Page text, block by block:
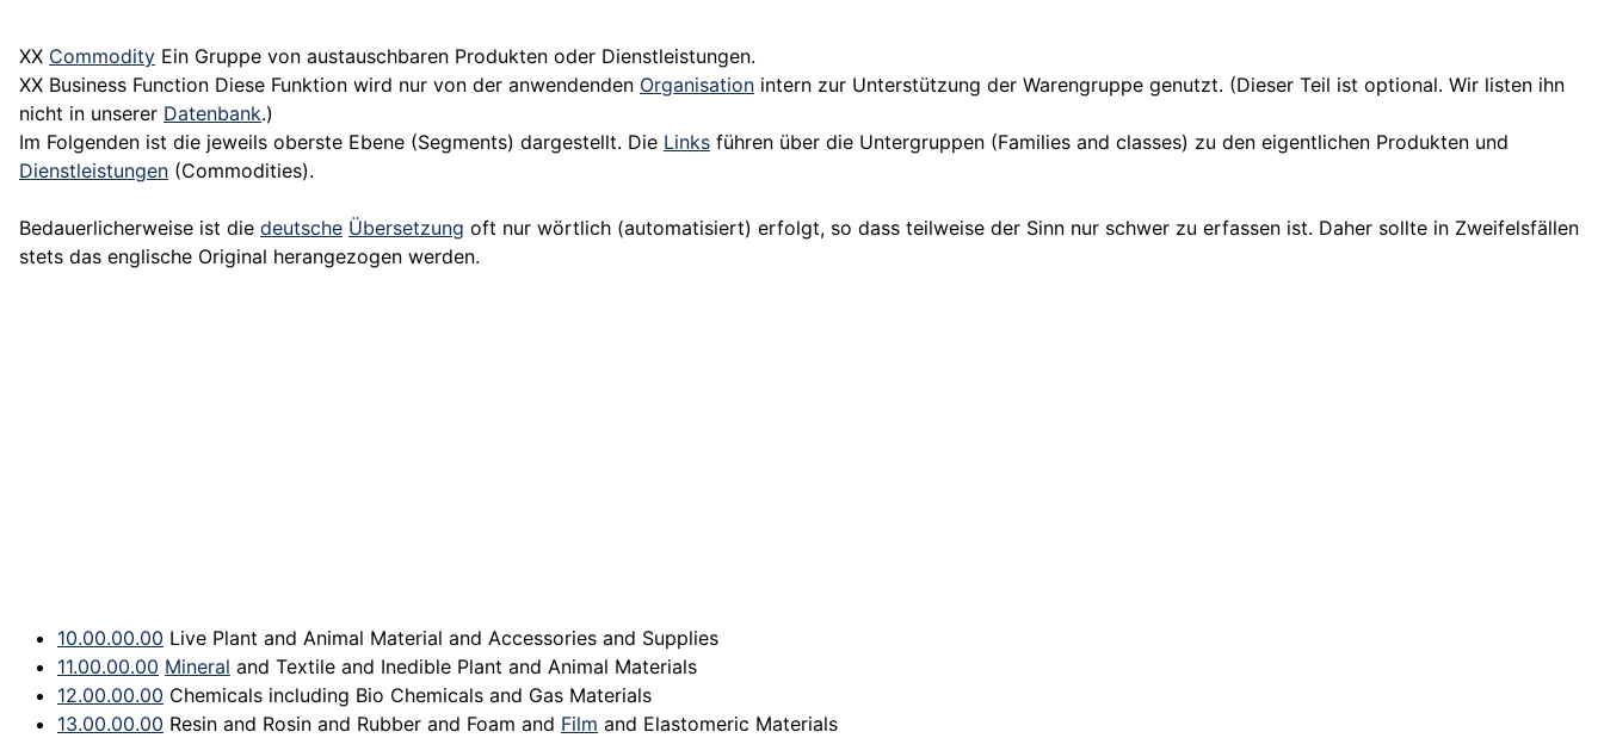
XX Commodity Ein Gruppe von austauschbaren Produkten oder Dienstleistungen.
XX Business Function Diese Funktion wird nur von der anwendenden Organisation intern zur Unterstützung der Warengruppe genutzt. (Dieser Teil ist optional. Wir listen ihn
nicht in unserer Datenbank.)
Im Folgenden ist die jeweils oberste Ebene (Segments) dargestellt. Die Links führen über die Untergruppen (Families and classes) zu den eigentlichen Produkten und
Dienstleistungen (Commodities).
Bedauerlicherweise ist die deutsche Übersetzung oft nur wörtlich (automatisiert) erfolgt, so dass teilweise der Sinn nur schwer zu erfassen ist. Daher sollte in Zweifelsfällen
stets das englische Original herangezogen werden.
10.00.00.00 Live Plant and Animal Material and Accessories and Supplies
11.00.00.00 Mineral and Textile and Inedible Plant and Animal Materials
12.00.00.00 Chemicals including Bio Chemicals and Gas Materials
13.00.00.00 Resin and Rosin and Rubber and Foam and Film and Elastomeric Materials